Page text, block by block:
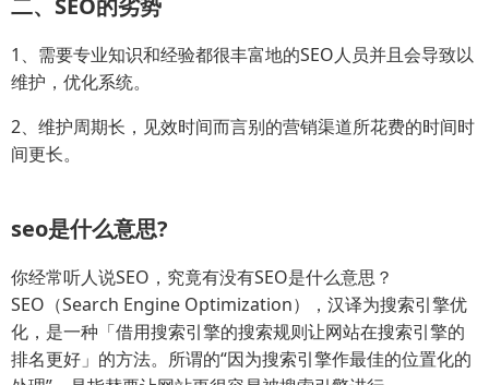
1、需要专业知识和经验都很丰富地的SEO人员并且会导致以
维护，优化系统。
2、维护周期长，见效时间而言别的营销渠道所花费的时间时
间更长。
seo是什么意思?
你经常听人说SEO，究竟有没有SEO是什么意思？
SEO（Search Engine Optimization），汉译为搜索引擎优
化，是一种「借用搜索引擎的搜索规则让网站在搜索引擎的
排名更好」的方法。所谓的“因为搜索引擎作最佳的位置化的